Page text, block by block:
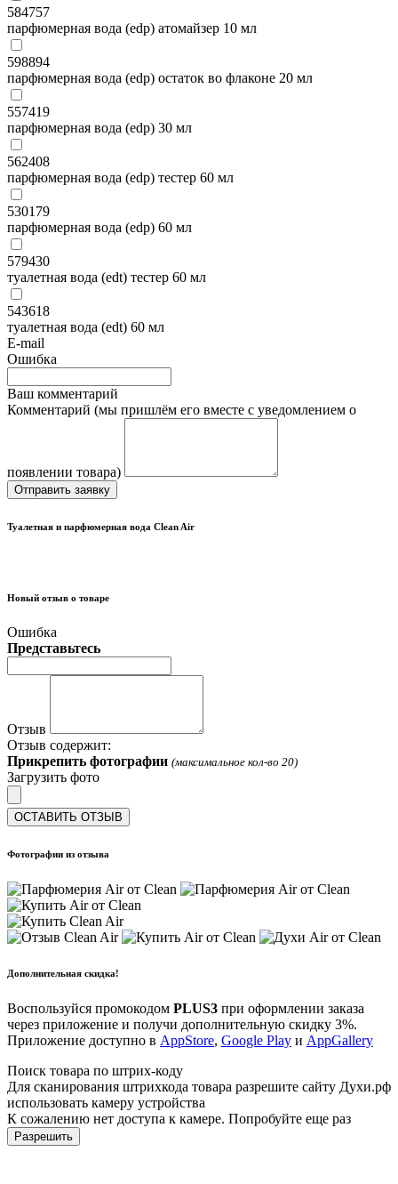
584757
парфюмерная вода (edp) атомайзер 10 мл
598894
парфюмерная вода (edp) остаток во флаконе 20 мл
557419
парфюмерная вода (edp) 30 мл
562408
парфюмерная вода (edp) тестер 60 мл
530179
парфюмерная вода (edp) 60 мл
579430
туалетная вода (edt) тестер 60 мл
543618
туалетная вода (edt) 60 мл
E-mail
Ошибка
Ваш комментарий
Комментарий (мы пришлём его вместе с уведомлением о
появлении товара)
Отправить заявку
Туалетная и парфюмерная вода Clean Air
Новый отзыв о товаре
Ошибка
Представьтесь
Отзыв
Отзыв содержит:
Прикрепить фотографии (максимальное кол-во 20)
Загрузить фото
ОСТАВИТЬ ОТЗЫВ
Фотографии из отзыва
Дополнительная скидка!
Воспользуйся промокодом PLUS3 при оформлении заказа
через приложение и получи дополнительную скидку 3%.
Приложение доступно в AppStore, Google Play и AppGallery
Поиск товара по штрих-коду
Для сканирования штрихкода товара разрешите сайту Духи.рф
использовать камеру устройства
К сожалению нет доступа к камере. Попробуйте еще раз
Разрешить